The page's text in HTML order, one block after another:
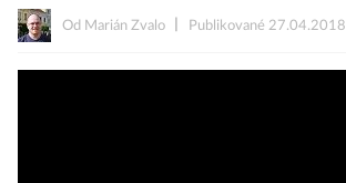
Od Marián Zvalo Publikované 27.04.2018